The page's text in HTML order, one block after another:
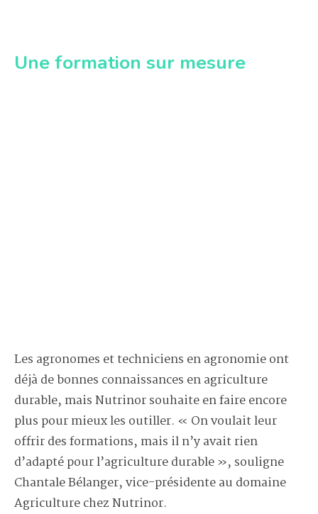
Une formation sur mesure
Les agronomes et techniciens en agronomie ont
déjà de bonnes connaissances en agriculture
durable, mais Nutrinor souhaite en faire encore
plus pour mieux les outiller. « On voulait leur
offrir des formations, mais il n’y avait rien
d’adapté pour l’agriculture durable », souligne
Chantale Bélanger, vice-présidente au domaine
Agriculture chez Nutrinor.